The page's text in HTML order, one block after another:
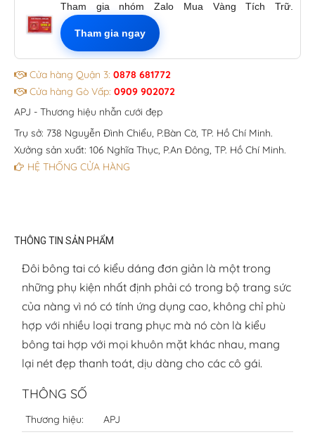
Tham gia nhóm Zalo Mua Vàng Tích Trữ.
Tham gia ngay
Cửa hàng Quận 3: 0878 681772
Cửa hàng Gò Vấp: 0909 902072
APJ - Thương hiệu nhẫn cưới đẹp
Trụ sở: 738 Nguyễn Đình Chiểu, P.Bàn Cờ, TP. Hồ Chí Minh.
Xưởng sản xuất: 106 Nghĩa Thục, P.An Đông, TP. Hồ Chí Minh.
HỆ THỐNG CỬA HÀNG
THÔNG TIN SẢN PHẨM
Đôi bông tai có kiểu dáng đơn giản là một trong
những phụ kiện nhất định phải có trong bộ trang sức
của nàng vì nó có tính ứng dụng cao, không chỉ phù
hợp với nhiều loại trang phục mà nó còn là kiểu
bông tai hợp với mọi khuôn mặt khác nhau, mang
lại nét đẹp thanh toát, dịu dàng cho các cô gái.
THÔNG SỐ
Thương hiệu:
APJ